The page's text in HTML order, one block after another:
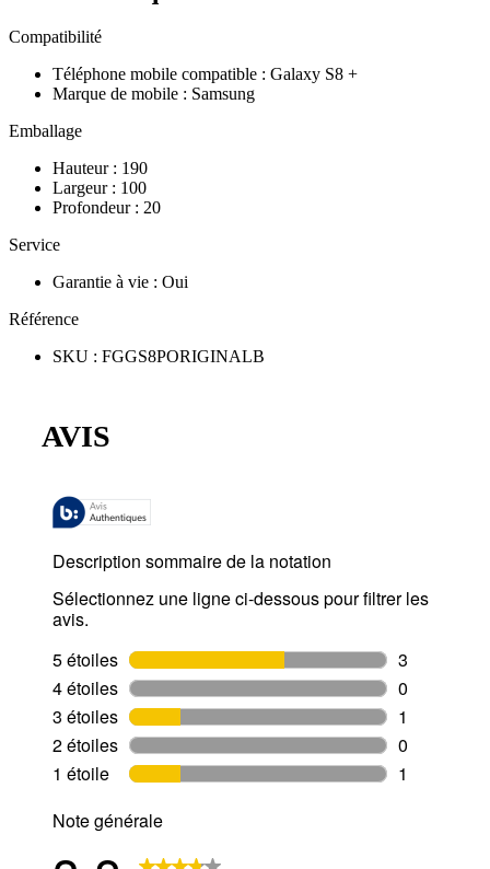
Compatibilité
Téléphone mobile compatible : Galaxy S8 +
Marque de mobile : Samsung
Emballage
Hauteur : 190
Largeur : 100
Profondeur : 20
Service
Garantie à vie : Oui
Référence
SKU : FGGS8PORIGINALB